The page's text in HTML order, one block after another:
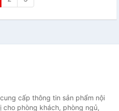
cấp thông tin sản phẩm nội
phòng khách, phòng ngủ,